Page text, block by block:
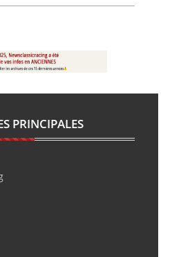
PRINCIPALES